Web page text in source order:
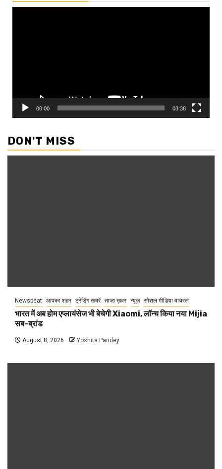
00:00 03:38
DON'T MISS
Newsbeat आपका शहर ट्रेंडिंग खबरें ताज़ा ख़बर न्यूज़ सोशल मीडिया वायरल
भारत में अब होम एप्लायंसेज भी बेचेगी Xiaomi, लॉन्च किया नया Mijia
सब-ब्रांड
August 8, 2026 Yoshita Pandey